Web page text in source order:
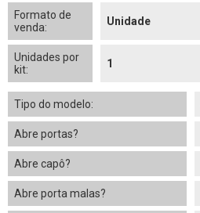
Formato de
venda:
Unidade
Unidades por
kit:
1
Tipo do modelo:
Abre portas?
Abre capô?
Abre porta malas?